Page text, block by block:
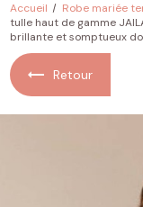
Accueil Robe mariée
tulle haut de gamme
brillante et somptueux
Retour